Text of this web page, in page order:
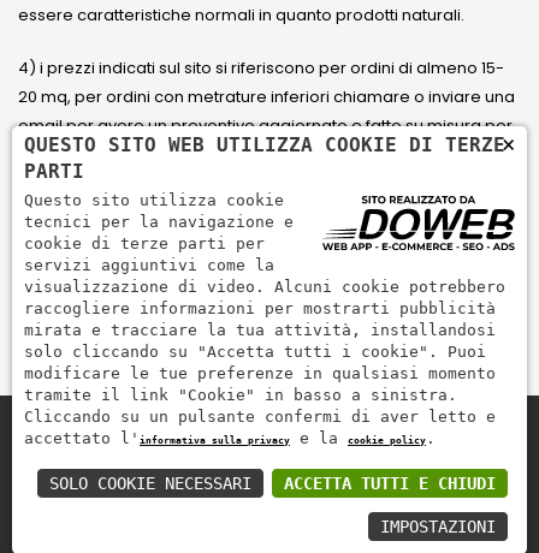
essere caratteristiche normali in quanto prodotti naturali.
4) i prezzi indicati sul sito si riferiscono per ordini di almeno 15-
20 mq, per ordini con metrature inferiori chiamare o inviare una
email per avere un preventivo aggiornato e fatto su misura per
il cliente.
5) Paga con Carta di credito Visa, Visa Electron, Maestro,
Mastercard tramite il circuito PayPal. PayPal serve per pagare,
inviare denaro e accettare pagamenti in modo rapido,
semplice e sicuro.
Zem Marmi P.I. 03463990246
Paga in modo sicuro con
×
QUESTO SITO WEB UTILIZZA COOKIE DI TERZE
PARTI
Questo sito utilizza cookie
tecnici per la navigazione e
cookie di terze parti per
servizi aggiuntivi come la
visualizzazione di video. Alcuni cookie potrebbero
raccogliere informazioni per mostrarti pubblicità
mirata e tracciare la tua attività, installandosi
solo cliccando su "Accetta tutti i cookie". Puoi
modificare le tue preferenze in qualsiasi momento
tramite il link "Cookie" in basso a sinistra.
Cliccando su un pulsante confermi di aver letto e
accettato l' informativa sulla privacy e la cookie policy .
ACCETTA TUTTI E CHIUDI
SOLO COOKIE NECESSARI
IMPOSTAZIONI